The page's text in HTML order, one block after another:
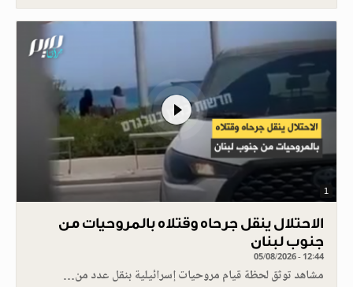
1
الاحتلال ينقل جرحاه وقتلاه بالمروحيات من
جنوب لبنان
05/08/2026 - 12:44
مشاهد توثق لحظة قيام مروحيات إسرائيلية بنقل عدد من…